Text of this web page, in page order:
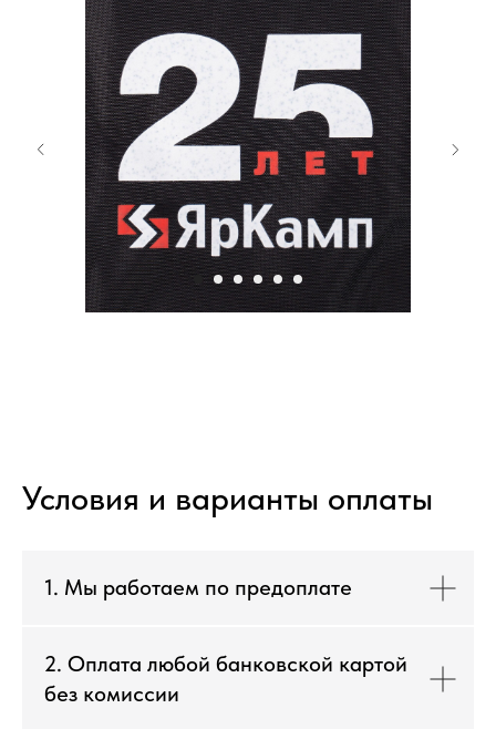
Условия и варианты оплаты
1. Мы работаем по предоплате
2. Оплата любой банковской картой
без комиссии